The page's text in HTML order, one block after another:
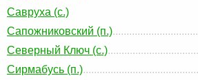
Савруха (с.)
Сапожниковский (п.)
Северный Ключ (с.)
Сирмабусь (п.)